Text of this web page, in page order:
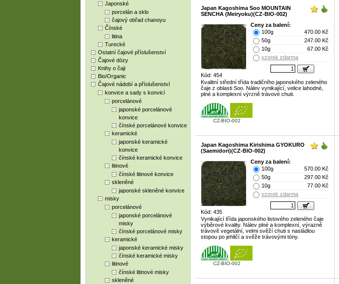
Japonské
porcelán a sklo
čajový obřad chanoyu
Čínské
litina
Turecké
Ostatní čajové příslušenství
Čajové dózy
Knihy o čaji
Bio/Organic
Čajové nádobí a příslušenství
konvice a sady s konvicí
porcelánové
japonské porcelánové
konvice
čínské porcelánové konvice
keramické
japonské keramické
konvice
čínské keramické konvice
litinové
čínské litinové konvice
skleněné
japonské skleněné konvice
misky
porcelánové
japonské porcelánové
misky
čínské porcelánové misky
keramické
japonské keramické misky
čínské keramické misky
litinové
čínské litinové misky
skleněné
Japan Kagoshima Soo MOUNTAIN
SENCHA (Meiryoku)(CZ-BIO-002)
Kód: 454
Ceny za balení:
100g
470.00 Kč
50g
247.00 Kč
10g
67.00 Kč
vzorek zdarma
Kvalitní střední třída tradičního japonského zeleného
čaje z oblasti Soo. Nálev vynikající, velice lahodné,
plné a komplexní výrzně trávové chuti.
CZ-BIO-002
Japan Kagoshima Kirishima GYOKURO
(Saemidori)(CZ-BIO-002)
Kód: 435
Ceny za balení:
100g
570.00 Kč
50g
297.00 Kč
10g
77.00 Kč
vzorek zdarma
Vynikající třída japonského listového zeleného čaje
výběrové kvality. Nálev plné a komplexní, výrazně
trávově vegetální, velmi svěží chuti s nasládlou
stopou po jehličí a svěže trávovými tóny.
CZ-BIO-002